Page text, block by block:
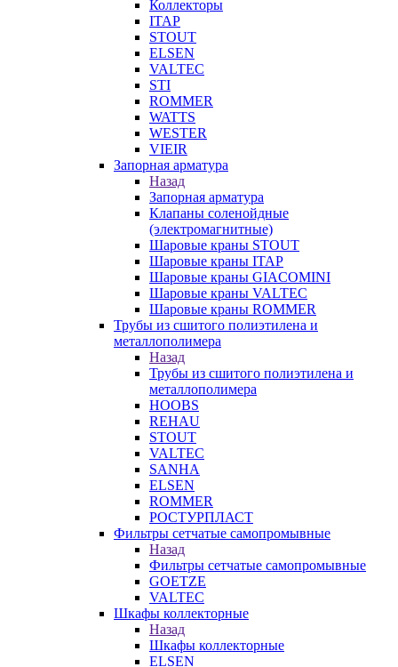
Коллекторы
ITAP
STOUT
ELSEN
VALTEC
STI
ROMMER
WATTS
WESTER
VIEIR
Запорная арматура
Назад
Запорная арматура
Клапаны соленойдные
(электромагнитные)
Шаровые краны STOUT
Шаровые краны ITAP
Шаровые краны GIACOMINI
Шаровые краны VALTEC
Шаровые краны ROMMER
Трубы из сшитого полиэтилена и
металлополимера
Назад
Трубы из сшитого полиэтилена и
металлополимера
HOOBS
REHAU
STOUT
VALTEC
SANHA
ELSEN
ROMMER
РОСТУРПЛАСТ
Фильтры сетчатые самопромывные
Назад
Фильтры сетчатые самопромывные
GOETZE
VALTEC
Шкафы коллекторные
Назад
Шкафы коллекторные
ELSEN